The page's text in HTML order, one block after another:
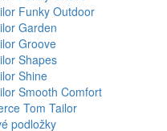
Funky Outdoor
Garden
Groove
Shapes
Shine
Smooth Comfort
Tom Tailor
podložky